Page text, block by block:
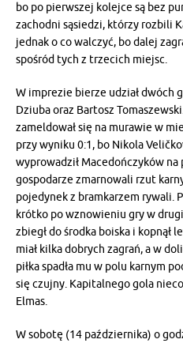
bo po pierwszej kolejce są bez
zachodni sąsiedzi, którzy rozbili
jednak o co walczyć, bo dalej
spośród tych z trzecich miejsc.
W imprezie bierze udział dwóch
Dziuba oraz Bartosz
zameldował się na murawie w
przy wyniku 0:1, bo Nikola
wyprowadził Macedończyków
gospodarze zmarnowali rzut
pojedynek z bramkarzem rywali.
krótko po wznowieniu gry w
zbiegł do środka boiska i kopnął
miał kilka dobrych zagrań, a w
piłka spadła mu w polu karnym
się czujny. Kapitalnego gola
Elmas.
W sobotę (14 października) o